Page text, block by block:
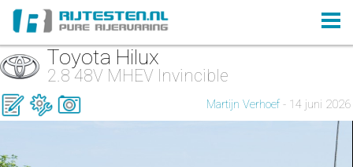
Toyota Hilux
2.8 48V MHEV Invincible
Martijn Verhoef - 14 juni 2026